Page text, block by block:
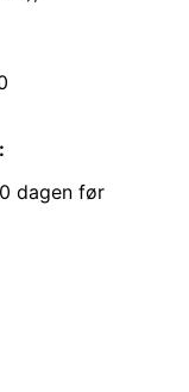
dagen før